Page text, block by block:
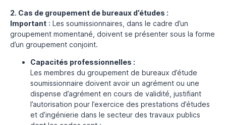
2. Cas de groupement de bureaux d’études :
Important : Les soumissionnaires, dans le cadre d’un
groupement momentané, doivent se présenter sous la forme
d’un groupement conjoint.
Capacités professionnelles :
Les membres du groupement de bureaux d’étude
soumissionnaire doivent avoir un agrément ou une
dispense d’agrément en cours de validité, justifiant
l’autorisation pour l’exercice des prestations d’études
et d’ingénierie dans le secteur des travaux publics